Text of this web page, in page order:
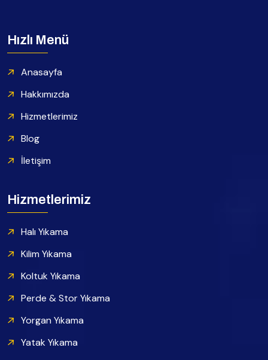
Hızlı Menü
Anasayfa
Hakkımızda
Hizmetlerimiz
Blog
İletişim
Hizmetlerimiz
Halı Yıkama
Kilim Yıkama
Koltuk Yıkama
Perde & Stor Yıkama
Yorgan Yıkama
Yatak Yıkama